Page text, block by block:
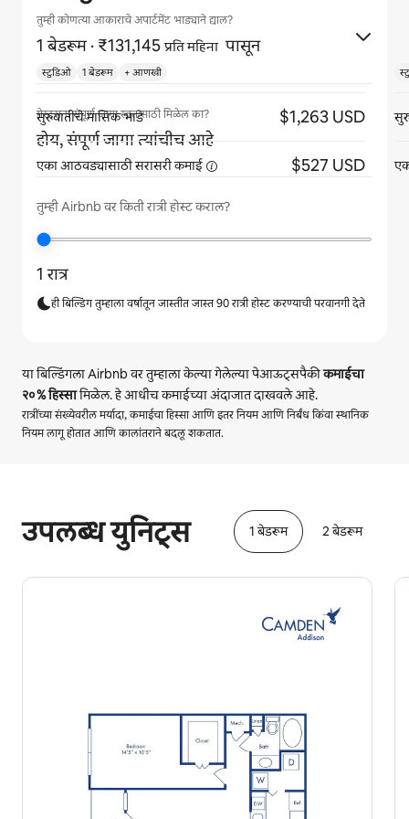
तुम्ही कोणत्या आकाराचे अपार्टमेंट भाड्याने द्याल?
1 बेडरूम · ₹131,145प्रति महिनापासून
गेस्ट्सना संपूर्ण जागा स्वतःसाठी मिळेल का?
होय, संपूर्ण जागा त्यांचीच आहे
तुम्ही Airbnb वर किती रात्री होस्ट कराल?
1 रात्र
ही बिल्डिंग तुम्हाला वर्षातून जास्तीत जास्त 90 रात्री होस्ट करण्याची परवानगी देते
या बिल्डिंगला Airbnb वर तुम्हाला केल्या गेलेल्या पेआऊट्सपैकीकमाईचा
२०%हिस्सामिळेल. हे आधीच कमाईच्या अंदाजात दाखवले आहे.
रात्रींच्या संख्येवरील मर्यादा, कमाईचा हिस्सा आणि इतर नियम आणि निर्बंध किंवा स्थानिक
नियम लागू होतात आणि कालांतराने बदलू शकतात.
उपलब्ध युनिट्स 1 बेडरूम 2 बेडरूम
स्टुडिओ 1 बेडरूम + आणखी
सुरुवातीचे मासिक भाडे $1,263 USD
एका आठवड्यासाठी सरासरीकमाई $527 USD